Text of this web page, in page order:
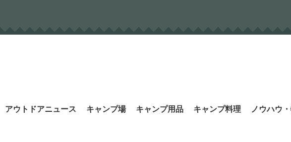
アウトドアニュース キャンプ場 キャンプ用品 キャンプ料理 ノウハウ
Search